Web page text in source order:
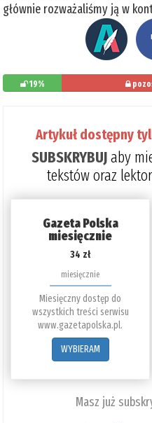
głównie rozważaliśmy ją w
19%
Artykuł dostępny
SUBSKRYBUJaby
tekstów oraz
Gazeta Polska
miesięcznie
34 zł
miesięcznie
Miesięczny dostęp do
wszystkich treści serwisu
www.gazetapolska.pl.
WYBIERAM
Masz już